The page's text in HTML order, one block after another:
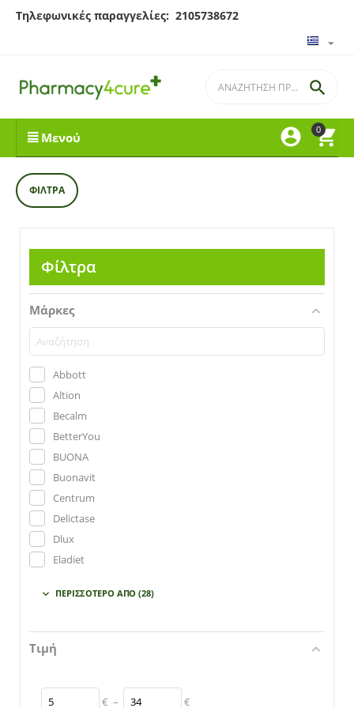
Τηλεφωνικές παραγγελίες: 2105738672
0



Μενού
ΦΊΛΤΡΑ
Φίλτρα
Μάρκες
Abbott
Altion
Becalm
BetterYou
BUONA
Buonavit
Centrum
Delictase
Dlux
Eladiet
EPSILON HEALTH
Helenvita
Intermed
 ΠΕΡΙΣΣΌΤΕΡΟ ΑΠΌ (28)
Τιμή
€ – €